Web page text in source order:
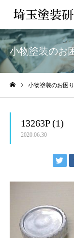
小物塗装のお
小物塗装のお困
13263P (1)
2020.06.30